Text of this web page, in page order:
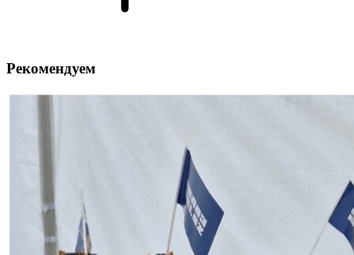
Рекомендуем